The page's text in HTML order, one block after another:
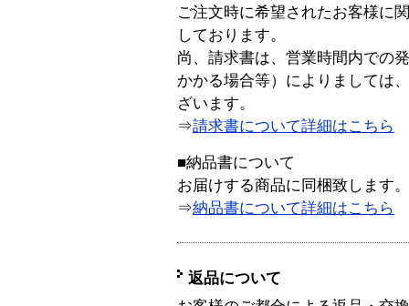
ご注文時に希望されたお客様に
しております。
尚、請求書は、営業時間内での
かかる場合等）によりましては
ざいます。
⇒請求書について詳細はこちら
■納品書について
お届けする商品に同梱致します。
⇒納品書について詳細はこちら
返品について